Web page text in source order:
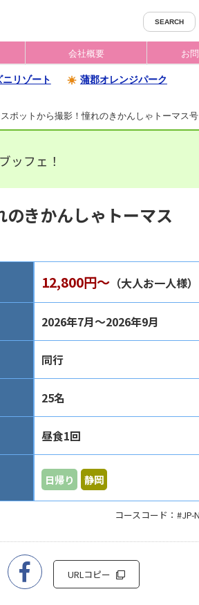
SEARCH
会社概要 お
リゾート 蒲郡オレンジパーク
ポットから撮影！憧れのきかんしゃトーマス
ッフェ！
きかんしゃトーマス
12,800円～（大人お一人様）
2026年7月～2026年9月
同行
25名
昼食1回
日帰り 静岡
コースコード：#JP-
URLコピー